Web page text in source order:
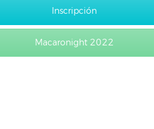
Inscripción
Macaronight 2022